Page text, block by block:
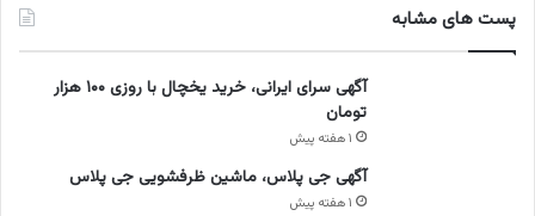
پست های مشابه
آگهی سرای ایرانی، خرید یخچال با روزی ۱۰۰ هزار
تومان
۱ هفته پیش
آگهی جی پلاس، ماشین ظرفشویی جی پلاس
۱ هفته پیش